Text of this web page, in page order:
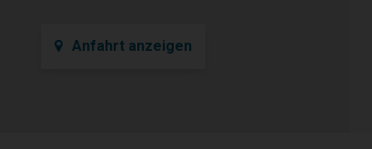
Anfahrt anzeigen